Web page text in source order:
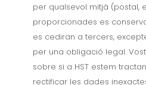
per qualsevol mitjà (postal,
proporcionades es
es cediran a tercers,
per una obligació legal.
sobre si a HST estem
rectificar les dades